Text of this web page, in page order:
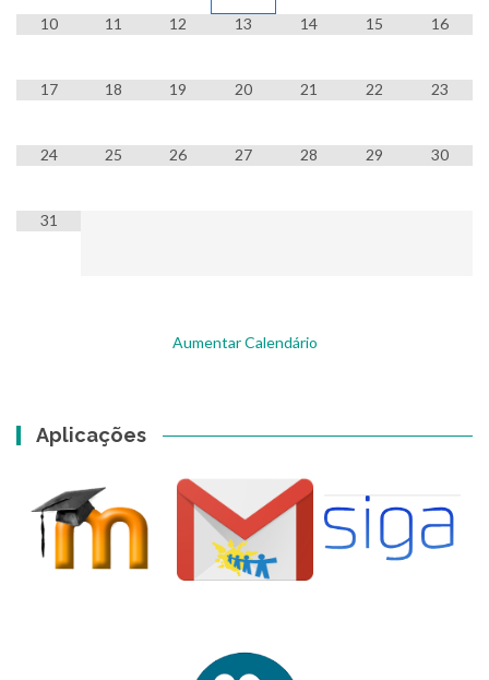
10 11 12 13 14 15 16
17 18 19 20 21 22 23
24 25 26 27 28 29 30
31
Aumentar Calendário
Aplicações